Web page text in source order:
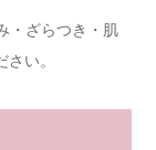
・ざらつき・肌
い。